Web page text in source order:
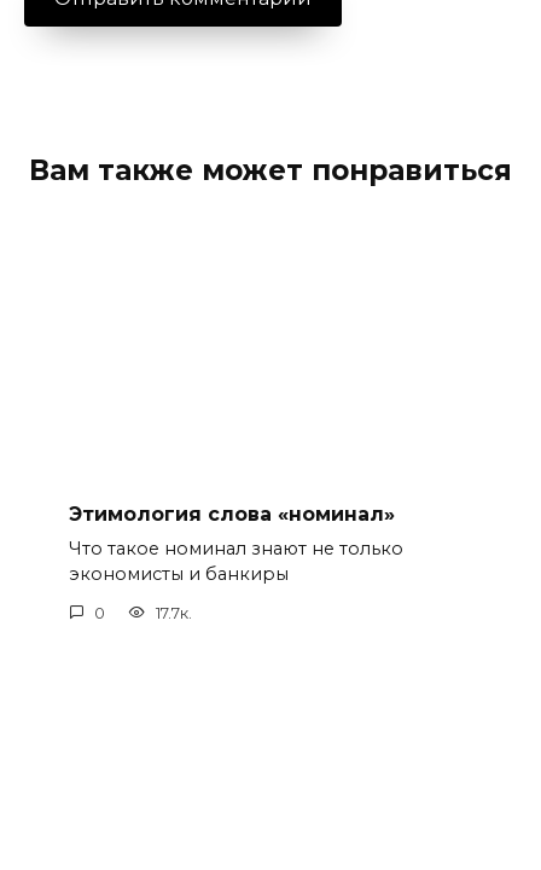
Вам также может понравиться
Этимология слова «номинал»
Что такое номинал знают не только
экономисты и банкиры
0 17.7к.